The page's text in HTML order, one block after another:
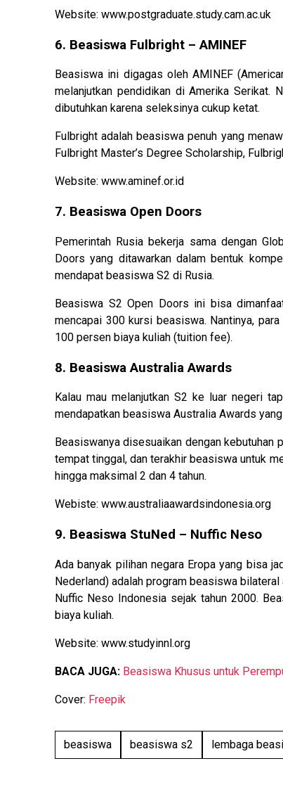
Website: www.postgraduate.study.cam.ac.uk
6. Beasiswa Fulbright – AMINEF
Beasiswa ini digagas oleh AMINEF
melanjutkan pendidikan di Amerika Serikat.
dibutuhkan karena seleksinya cukup ketat.
Fulbright adalah beasiswa penuh yang
Fulbright Master’s Degree Scholarship,
Website: www.aminef.or.id
7. Beasiswa Open Doors
Pemerintah Rusia bekerja sama dengan
Doors yang ditawarkan dalam bentuk
mendapat beasiswa S2 di Rusia.
Beasiswa S2 Open Doors ini bisa
mencapai 300 kursi beasiswa. Nantinya,
100 persen biaya kuliah (tuition fee).
8. Beasiswa Australia Awards
Kalau mau melanjutkan S2 ke luar negeri
mendapatkan beasiswa Australia Awards
Beasiswanya disesuaikan dengan kebutuhan
tempat tinggal, dan terakhir beasiswa untuk
hingga maksimal 2 dan 4 tahun.
Webiste: www.australiaawardsindonesia.org
9. Beasiswa StuNed – Nuffic Neso
Ada banyak pilihan negara Eropa yang bisa
Nederland) adalah program beasiswa
Nuffic Neso Indonesia sejak tahun 2000.
biaya kuliah.
Website: www.studyinnl.org
BACA JUGA: Beasiswa Khusus untuk
Cover: Freepik
beasiswa beasiswa s2 lembaga